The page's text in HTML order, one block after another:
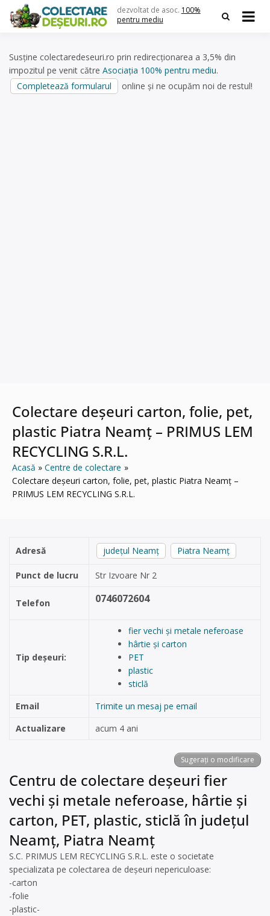
content
dezvoltat de asoc. 100%
pentru mediu
Susține colectaredeseuri.ro prin redirecționarea a 3,5% din
impozitul pe venit către Asociația 100% pentru mediu.
Completează formularul
online și ne ocupăm noi de restul!
Colectare deșeuri carton, folie, pet,
plastic Piatra Neamț – PRIMUS LEM
RECYCLING S.R.L.
Acasă
Centre de colectare
Colectare deșeuri carton, folie, pet, plastic Piatra Neamț –
PRIMUS LEM RECYCLING S.R.L.
Adresă județul Neamț Piatra Neamț
Punct de lucru Str Izvoare Nr 2
Telefon 0746072604
Tip deșeuri:
fier vechi și metale neferoase
hârtie și carton
PET
plastic
sticlă
Email
Trimite un mesaj pe email
Actualizare
acum 4 ani
Sugerați o modificare
Centru de colectare deșeuri fier
vechi și metale neferoase, hârtie și
carton, PET, plastic, sticlă în județul
Neamț, Piatra Neamț
S.C. PRIMUS LEM RECYCLING S.R.L. este o societate
specializata pe colectarea de deșeuri nepericuloase:
-carton
-folie
-plastic-